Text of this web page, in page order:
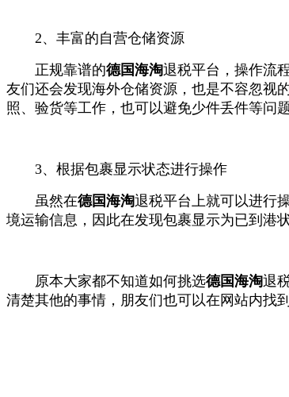
2、丰富的自营仓储资源
正规靠谱的德国海淘退税平台，操作流
友们还会发现海外仓储资源，也是不容忽视
照、验货等工作，也可以避免少件丢件等问题
3、根据包裹显示状态进行操作
虽然在德国海淘退税平台上就可以进行
境运输信息，因此在发现包裹显示为已到港
原本大家都不知道如何挑选德国海淘退
清楚其他的事情，朋友们也可以在网站内找